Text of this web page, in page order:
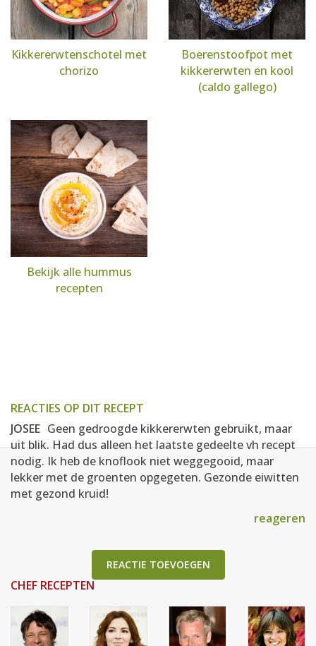
Kikkererwtenschotel met
chorizo
Boerenstoofpot met
kikkererwten en kool
(caldo gallego)
Bekijk alle hummus
recepten
REACTIES OP DIT RECEPT
JOSEE Geen gedroogde kikkererwten gebruikt, maar
uit blik. Had dus alleen het laatste gedeelte vh recept
nodig. Ik heb de knoflook niet weggegooid, maar
lekker met de groenten opgegeten. Gezonde eiwitten
met gezond kruid!
reageren
REACTIE TOEVOEGEN
CHEF RECEPTEN